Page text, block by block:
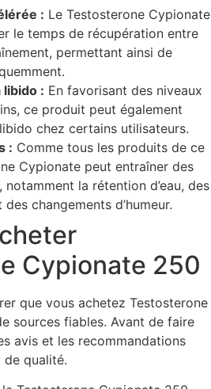
: Le Testosterone Cypionate
le temps de récupération entre
permettant ainsi de
libido : En favorisant des niveaux
ce produit peut également
chez certains utilisateurs.
: Comme tous les produits de ce
Cypionate peut entraîner des
la rétention d’eau, des
des changements d’humeur.
Cypionate 250
que vous achetez Testosterone
sources fiables. Avant de faire
avis et les recommandations
qualité.